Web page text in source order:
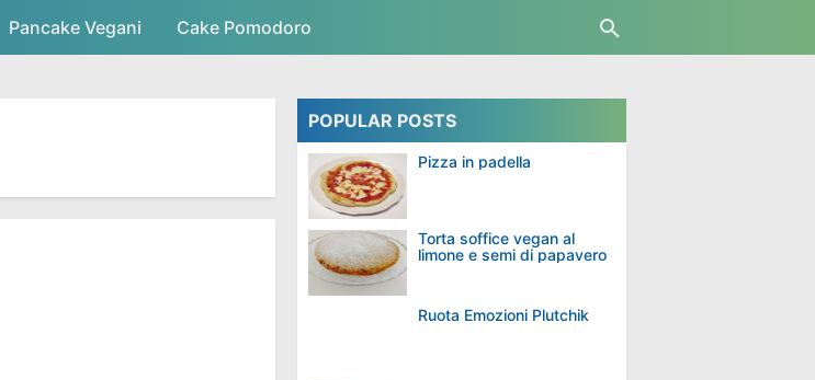
Skip to main content
Pancake Vegani Cake Pomodoro
POPULAR POSTS
Pizza in padella
Torta soffice vegan al
limone e semi di papavero
Ruota Emozioni Plutchik